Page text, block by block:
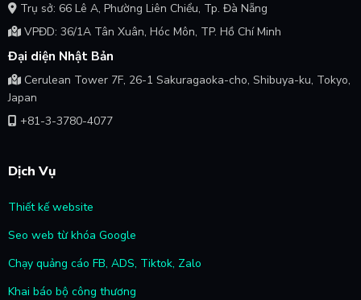
Dịch Vụ
Thiết kế website
Seo web từ khóa Google
Chạy quảng cáo FB, ADS, Tiktok, Zalo
Khai báo bộ công thương
Trụ sở: 66 Lê A, Phường Liên Chiểu, Tp. Đà Nẵng
VPĐD: 36/1A Tân Xuân, Hóc Môn, TP. Hồ Chí Minh
Đại diện Nhật Bản
Cerulean Tower 7F, 26-1 Sakuragaoka-cho, Shibuya-ku, Tokyo,
Japan
+81-3-3780-4077